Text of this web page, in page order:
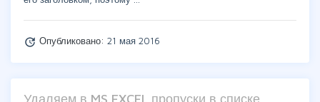
update Опубликовано: 21 мая 2016
Удаляем в MS EXCEL пропуски в списке